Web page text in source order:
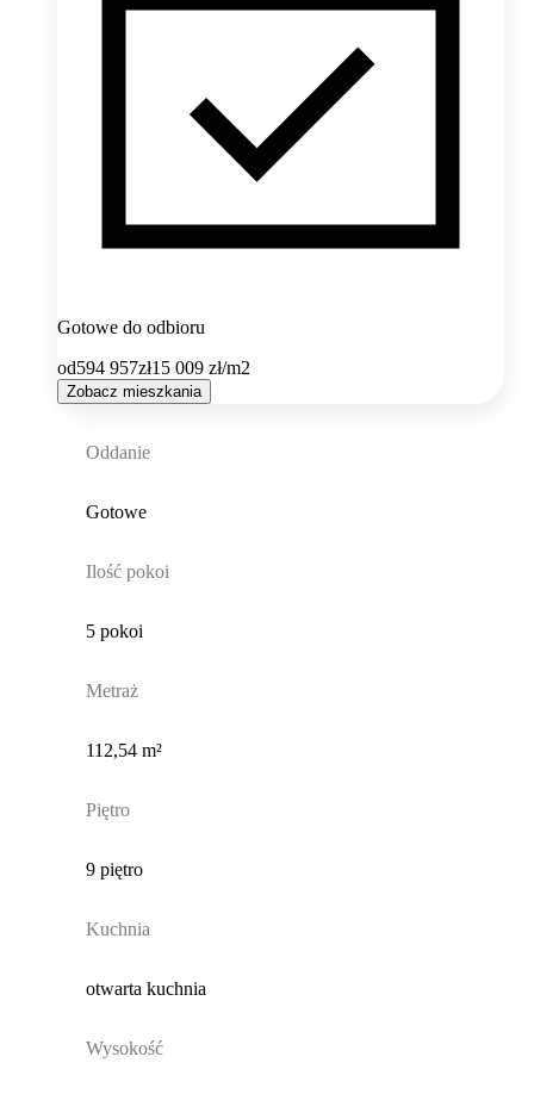
Gotowe do odbioru
od594 957zł15 009 zł/m2
Zobacz mieszkania
Oddanie
Gotowe
Ilość pokoi
5 pokoi
Metraż
112,54 m²
Piętro
9 piętro
Kuchnia
otwarta kuchnia
Wysokość